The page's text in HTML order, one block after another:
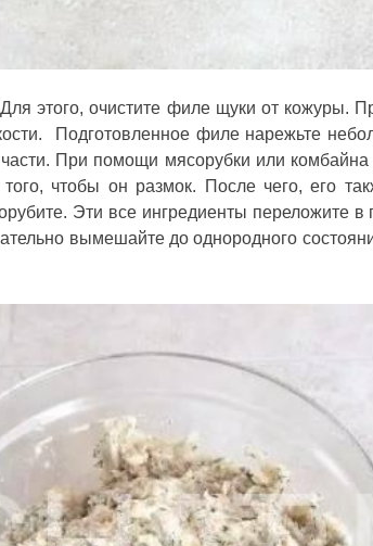
этого, очистите филе щуки от кожуры.
Подготовленное филе нарежьте
При помощи мясорубки или комбайна
чтобы он размок. После чего, его
Эти все ингредиенты переложите в
вымешайте до однородного